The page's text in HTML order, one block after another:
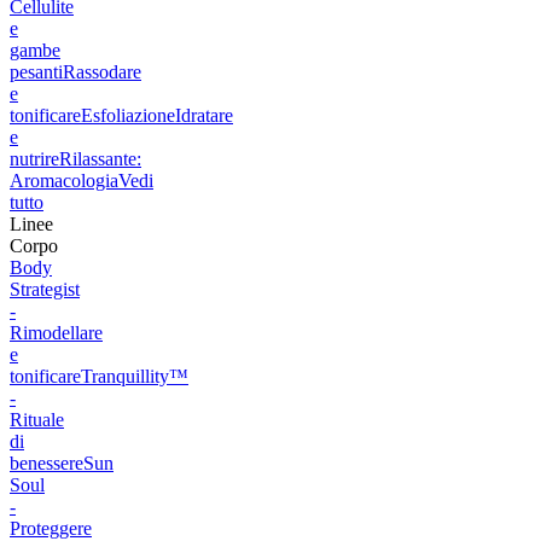
Cellulite
e
gambe
pesantiRassodare
e
tonificareEsfoliazioneIdratare
e
nutrireRilassante:
AromacologiaVedi
tutto
Linee
Corpo
Body
Strategist
-
Rimodellare
e
tonificareTranquillity™
-
Rituale
di
benessereSun
Soul
-
Proteggere